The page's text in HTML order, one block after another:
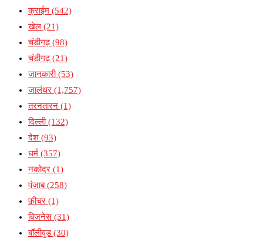
क्राईम (542)
खेल (21)
चंडीगढ़(98)
चंडीगढ़(21)
जानकारी(53)
जालंधर (1,757)
तरनतारन (1)
दिल्ली(132)
देश (93)
धर्म (357)
नकोदर (1)
पंजाब(258)
फ़ीचर (1)
बिजनेस(31)
बॉलीवुड(30)